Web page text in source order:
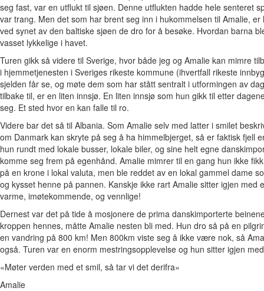
seg fast, var en utflukt til sjøen. Denne utflukten hadde hele senteret
var trang. Men det som har brent seg inn i hukommelsen til Amalie,
ved synet av den baltiske sjøen de dro for å besøke. Hvordan barna
vasset lykkelige i havet.
Turen gikk så videre til Sverige, hvor både jeg og Amalie kan mimre
i hjemmetjenesten i Sveriges rikeste kommune (ihvertfall rikeste
sjelden får se, og møte dem som har stått sentralt i utformingen av
tilbake til, er en liten innsjø. En liten innsjø som hun gikk til etter
seg. Et sted hvor en kan falle til ro.
Videre bar det så til Albania. Som Amalie selv med latter i smilet
om Danmark kan skryte på seg å ha himmelbjerget, så er faktisk fjell
hun rundt med lokale busser, lokale biler, og sine helt egne
komme seg frem på egenhånd. Amalie mimrer til en gang hun ikke
på en krone i lokal valuta, men ble reddet av en lokal gammel dame
og kysset henne på pannen. Kanskje ikke rart Amalie sitter igjen med
varme, imøtekommende, og vennlige!
Dernest var det på tide å mosjonere de prima danskimporterte
kroppen hennes, måtte Amalie nesten bli med. Hun dro så på en
en vandring på 800 km! Men 800km viste seg å ikke være nok, så
også. Turen var en enorm mestringsopplevelse og hun sitter igjen
«Møter verden med et smil, så tar vi det derifra»
Amalie